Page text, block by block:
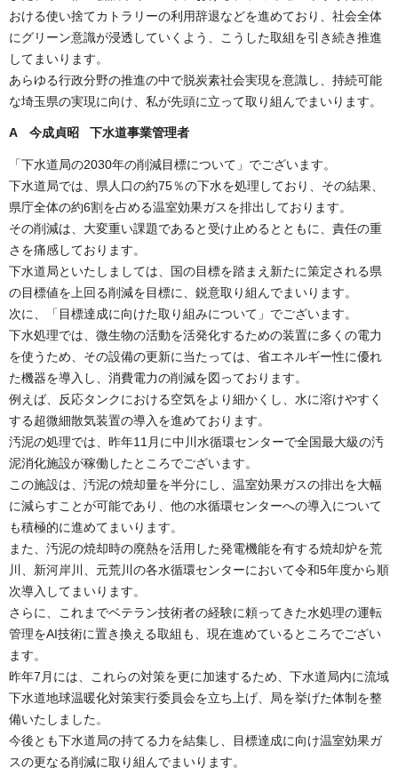
おける使い捨てカトラリーの利用辞退などを進めており、社会全体
にグリーン意識が浸透していくよう、こうした取組を引き続き推進
してまいります。
あらゆる行政分野の推進の中で脱炭素社会実現を意識し、持続可能
な埼玉県の実現に向け、私が先頭に立って取り組んでまいります。
A 今成貞昭 下水道事業管理者
「下水道局の2030年の削減目標について」でございます。
下水道局では、県人口の約75％の下水を処理しており、その結果、
県庁全体の約6割を占める温室効果ガスを排出しております。
その削減は、大変重い課題であると受け止めるとともに、責任の重
さを痛感しております。
下水道局といたしましては、国の目標を踏まえ新たに策定される県
の目標値を上回る削減を目標に、鋭意取り組んでまいります。
次に、「目標達成に向けた取り組みについて」でございます。
下水処理では、微生物の活動を活発化するための装置に多くの電力
を使うため、その設備の更新に当たっては、省エネルギー性に優れ
た機器を導入し、消費電力の削減を図っております。
例えば、反応タンクにおける空気をより細かくし、水に溶けやすく
する超微細散気装置の導入を進めております。
汚泥の処理では、昨年11月に中川水循環センターで全国最大級の汚
泥消化施設が稼働したところでございます。
この施設は、汚泥の焼却量を半分にし、温室効果ガスの排出を大幅
に減らすことが可能であり、他の水循環センターへの導入について
も積極的に進めてまいります。
また、汚泥の焼却時の廃熱を活用した発電機能を有する焼却炉を荒
川、新河岸川、元荒川の各水循環センターにおいて令和5年度から順
次導入してまいります。
さらに、これまでベテラン技術者の経験に頼ってきた水処理の運転
管理をAI技術に置き換える取組も、現在進めているところでござい
ます。
昨年7月には、これらの対策を更に加速するため、下水道局内に流域
下水道地球温暖化対策実行委員会を立ち上げ、局を挙げた体制を整
備いたしました。
今後とも下水道局の持てる力を結集し、目標達成に向け温室効果ガ
スの更なる削減に取り組んでまいります。